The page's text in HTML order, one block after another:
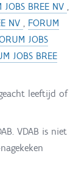
JOBS BREE NV
NV
FORUM
JOBS
JOBS BREE
leeftijd of
VDAB is niet